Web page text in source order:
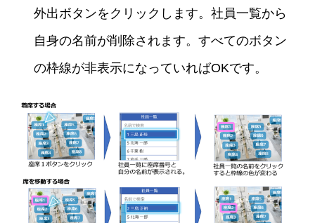
外出ボタンをクリックします。社員一覧から
自身の名前が削除されます。すべてのボタン
の枠線が非表示になっていればOKです。